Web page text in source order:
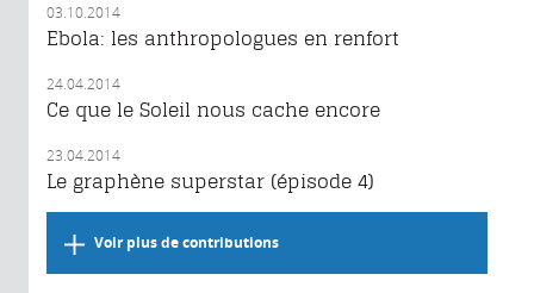
03.10.2014
Ebola: les anthropologues en renfort
24.04.2014
Ce que le Soleil nous cache encore
23.04.2014
Le graphène superstar (épisode 4)
Voir plus de contributions